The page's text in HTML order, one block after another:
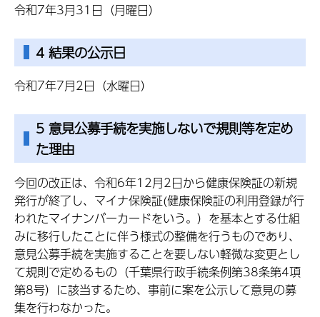
令和7年3月31日（月曜日）
4 結果の公示日
令和7年7月2日（水曜日）
5 意見公募手続を実施しないで規則等を定め
た理由
今回の改正は、令和6年12月2日から健康保険証の新規
発行が終了し、マイナ保険証(健康保険証の利用登録が行
われたマイナンバーカードをいう。）を基本とする仕組
みに移行したことに伴う様式の整備を行うものであり、
意見公募手続を実施することを要しない軽微な変更とし
て規則で定めるもの（千葉県行政手続条例第38条第4項
第8号）に該当するため、事前に案を公示して意見の募
集を行わなかった。